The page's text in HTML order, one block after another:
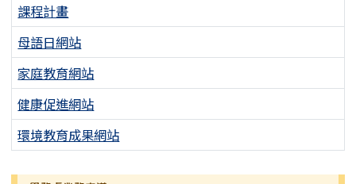
課程計畫
母語日網站
家庭教育網站
健康促進網站
環境教育成果網站